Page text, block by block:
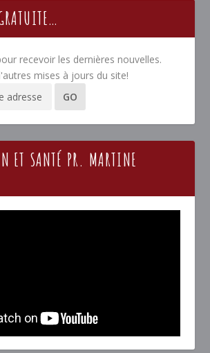
recevoir les dernières nouvelles.
mises à jours du site!
ET SANTÉ PR. MARTINE